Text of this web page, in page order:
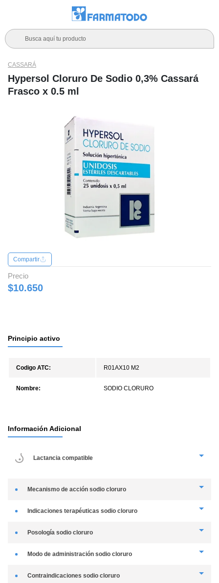
Busca aquí tu producto
CASSARÁ
Hypersol Cloruro De Sodio 0,3% Cassará
Frasco x 0.5 ml
Compartir
Precio
$10.650
Principio activo
Codigo ATC: R01AX10 M2
Nombre: SODIO CLORURO
Información Adicional
lactancia compatible
mecanismo de acción sodio cloruro
su fluidez y favoreciendo la descongestión.
indicaciones terapéuticas sodio cloruro
nasal.
posología sodio cloruro
modo de administración sodio cloruro
contraindicaciones sodio cloruro